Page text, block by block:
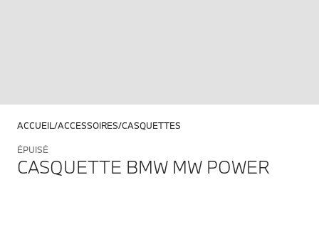
ACCUEIL ACCESSOIRES CASQUETTES
ÉPUISÉ
CASQUETTE BMW MW POWER